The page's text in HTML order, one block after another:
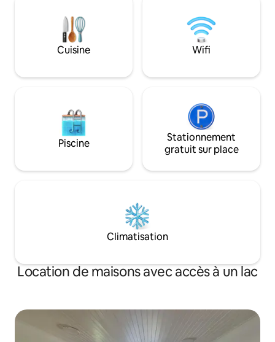
boutiques et transports en commun.
Idéal pour les couples à la recherche de
confort, de sécurité et d'un
sud-est de Tel Aviv. Parking
Transports en
Cuisine Wifi
Piscine
Stationnement
gratuit sur place
Climatisation
Location de maisons avec accès à un lac